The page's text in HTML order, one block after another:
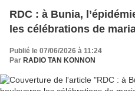
RDC : à Bunia,
les célébrations de
Publié le 07/06/2026 à 11:24
Par RADIO TAN KONNON